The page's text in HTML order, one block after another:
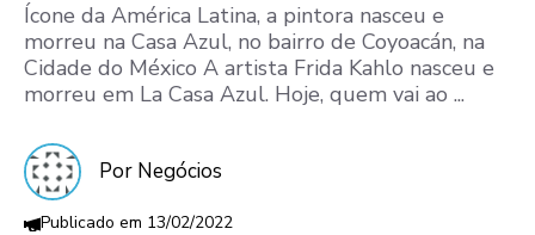
Ícone da América Latina, a pintora nasceu e
morreu na Casa Azul, no bairro de Coyoacán, na
Cidade do México A artista Frida Kahlo nasceu e
morreu em La Casa Azul. Hoje, quem vai ao ...
Por Negócios
13/02/2022